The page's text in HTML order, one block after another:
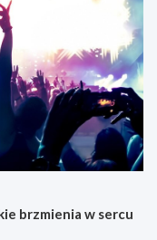
brzmienia w sercu